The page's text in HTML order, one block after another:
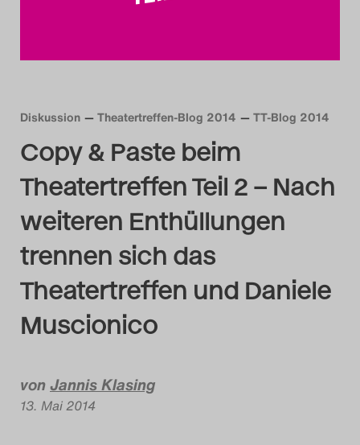
2014
Das Theatertreffen-Blog
2015
Das Theatertreffen-Blog
2016
Das Theatertreffen-Blog
2017
Das Theatertreffen-Blog
Das Theatertreffen-Blog
Diskussion Theatertreffen-Blog 2014 TT-Blog 2014
Copy & Paste beim
Theatertreffen Teil 2 – Nach
weiteren Enthüllungen
trennen sich das
Theatertreffen und Daniele
Muscionico
vonJannis Klasing
13. Mai 2014